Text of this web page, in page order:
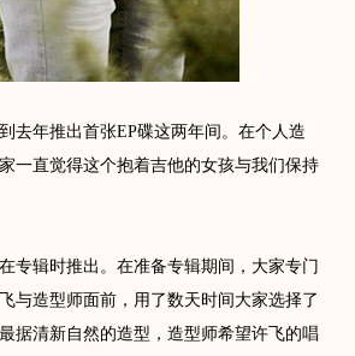
年推出首张EP碟这两年间。在个人造
一直觉得这个抱着吉他的女孩与我们保持
辑时推出。在准备专辑期间，大家专门
与造型师面前，用了数天时间大家选择了
据清新自然的造型，造型师希望许飞的唱